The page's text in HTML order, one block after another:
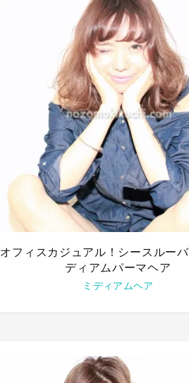
オフィスカジュアル！シースルー
ディアムパーマヘア
ミディアムヘア